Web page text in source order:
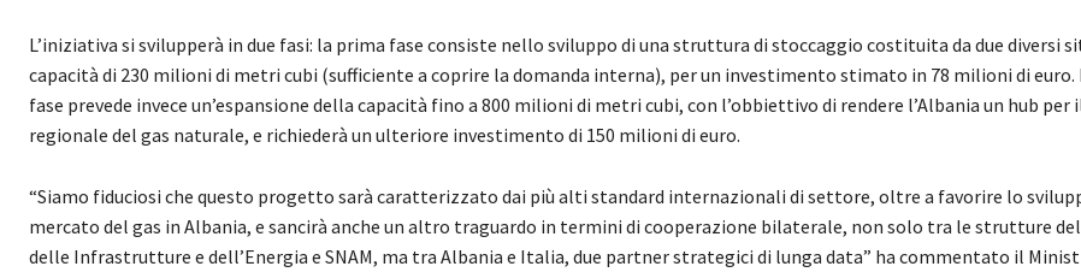
L’iniziativa si svilupperà in due fasi: la prima fase consiste nello sviluppo di una struttura di stoccaggio costituita da due diversi
capacità di 230 milioni di metri cubi (sufficiente a coprire la domanda interna), per un investimento stimato in 78 milioni di euro.
fase prevede invece un’espansione della capacità fino a 800 milioni di metri cubi, con l’obbiettivo di rendere l’Albania un hub per
regionale del gas naturale, e richiederà un ulteriore investimento di 150 milioni di euro.
“Siamo fiduciosi che questo progetto sarà caratterizzato dai più alti standard internazionali di settore, oltre a favorire lo
mercato del gas in Albania, e sancirà anche un altro traguardo in termini di cooperazione bilaterale, non solo tra le strutture
delle Infrastrutture e dell’Energia e SNAM, ma tra Albania e Italia, due partner strategici di lunga data” ha commentato il